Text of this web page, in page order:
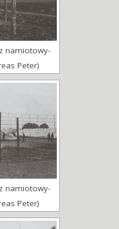
namiotowy-
Peter)
namiotowy-
Peter)